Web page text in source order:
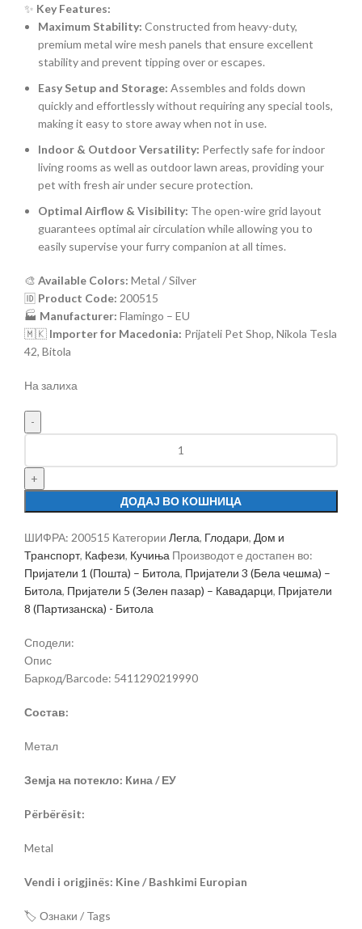
✨ Key Features:
Maximum Stability: Constructed from heavy-duty,
premium metal wire mesh panels that ensure excellent
stability and prevent tipping over or escapes.
Easy Setup and Storage: Assembles and folds down
quickly and effortlessly without requiring any special tools,
making it easy to store away when not in use.
Indoor & Outdoor Versatility: Perfectly safe for indoor
living rooms as well as outdoor lawn areas, providing your
pet with fresh air under secure protection.
Optimal Airflow & Visibility: The open-wire grid layout
guarantees optimal air circulation while allowing you to
easily supervise your furry companion at all times.
🎨 Available Colors: Metal / Silver
🆔 Product Code: 200515
🏭 Manufacturer: Flamingo – EU
🇲🇰 Importer for Macedonia: Prijateli Pet Shop, Nikola Tesla
42, Bitola
На залиха
ДОДАЈ ВО КОШНИЦА
ШИФРА: 200515 Категории Легла, Глодари, Дом и
Транспорт, Кафези, Кучиња Производот е достапен во:
Пријатели 1 (Пошта) – Битола, Пријатели 3 (Бела чешма) –
Битола, Пријатели 5 (Зелен пазар) – Кавадарци, Пријатели
8 (Партизанска) - Битола
Сподели:
Опис
Баркод/Barcode: 5411290219990
Состав:
Метал
Земја на потекло: Кина / ЕУ
Përbërësit:
Metal
Vendi i origjinës: Kine / Bashkimi Europian
🏷️ Ознаки / Tags